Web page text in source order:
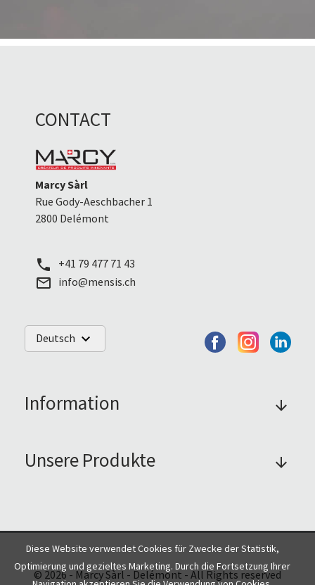
Diese Website verwendet Cookies für Zwecke der Statistik,
Optimierung und gezieltes Marketing. Durch die Fortsetzung Ihrer
CONTACT
Marcy Sàrl
Rue Gody-Aeschbacher 1
2800 Delémont
call +41 79 477 71 43
mail_outline info@mensis.ch
Deutsch keyboard_arrow_down
Information arrow_forward
Unsere Produkte arrow_forward
© 2026 - Marcy Sàrl - Delémont - All Rights reserved